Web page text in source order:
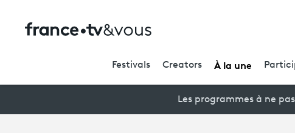
Festivals Creators À la une
Les programmes à ne